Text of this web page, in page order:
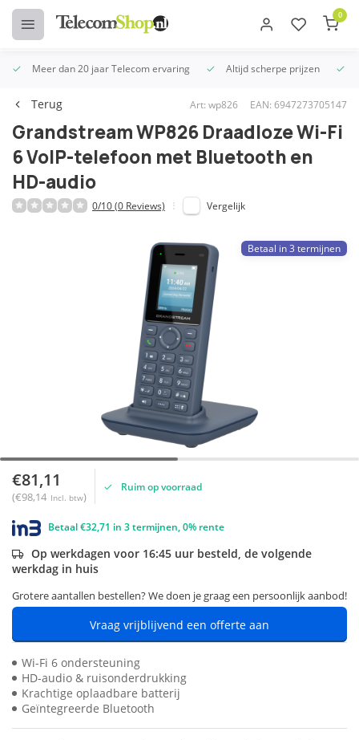
0
Meer dan 20 jaar Telecom ervaring Altijd scherpe prijzen
Terug Art: wp826 EAN: 6947273705147
Grandstream WP826 Draadloze Wi-Fi
6 VoIP-telefoon met Bluetooth en
HD-audio
0/10 (0 Reviews) Vergelijk
Betaal in 3 termijnen
€81,11
(€98,14 Incl. btw)
Ruim op voorraad
Betaal €32,71 in 3 termijnen, 0% rente
Op werkdagen voor 16:45 uur besteld, de volgende
werkdag in huis
Grotere aantallen bestellen? We doen je graag een persoonlijk aanbod!
Vraag vrijblijvend een offerte aan
Wi-Fi 6 ondersteuning
HD-audio & ruisonderdrukking
Krachtige oplaadbare batterij
Geïntegreerde Bluetooth